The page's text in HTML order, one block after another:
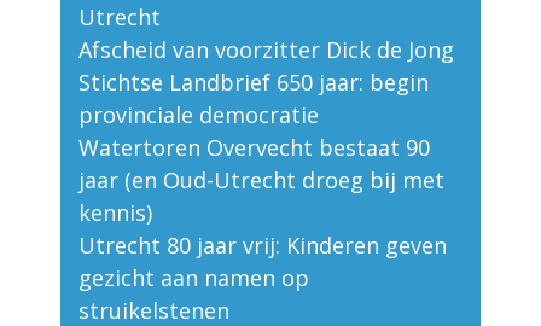
Utrecht
Afscheid van voorzitter Dick de Jong
Stichtse Landbrief 650 jaar: begin
provinciale democratie
Watertoren Overvecht bestaat 90
jaar (en Oud-Utrecht droeg bij met
kennis)
Utrecht 80 jaar vrij: Kinderen geven
gezicht aan namen op
struikelstenen